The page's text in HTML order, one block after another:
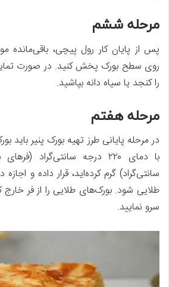
مرحله ششم
پس از پایان کار رول پیچی، باقی‌مانده
روی سطح بورک پخش کنید. در صورت
را کنجد یا سیاه دانه بپاشید‌.
مرحله هفتم
در مرحله پایانی طرز تهیه بورک پنیر باید
سانتی‌گراد) گرم کرده‌اید، قرار داده و
طلایی شود. بورک‌های طلایی را از فر
سرو نمایید.